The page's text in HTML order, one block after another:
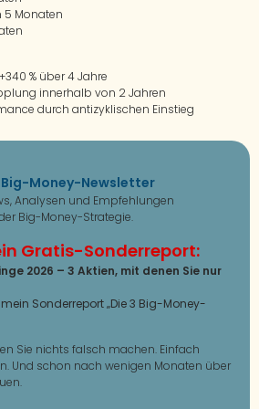
5 Monaten
% über 4 Jahre
innerhalb von 2 Jahren
durch antizyklischen Einstieg
Money-Newsletter
Analysen und Empfehlungen
Big-Money-Strategie.
Gratis-Sonderreport:
2026 – 3 Aktien, mit denen Sie nur
mein Sonderreport „Die 3 Big-Money-
Sie nichts falsch machen. Einfach
Und schon nach wenigen Monaten über